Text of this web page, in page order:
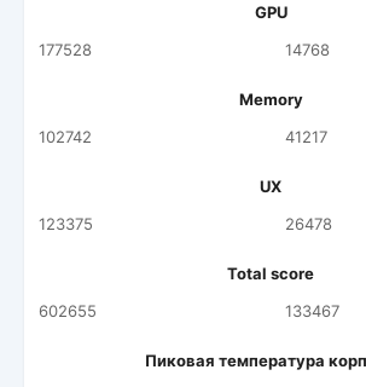
GPU
177528
14768
Memory
102742
41217
UX
123375
26478
Total score
602655
133467
Пиковая температура